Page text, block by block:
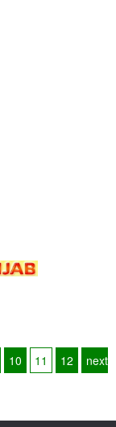
10 11 12
next